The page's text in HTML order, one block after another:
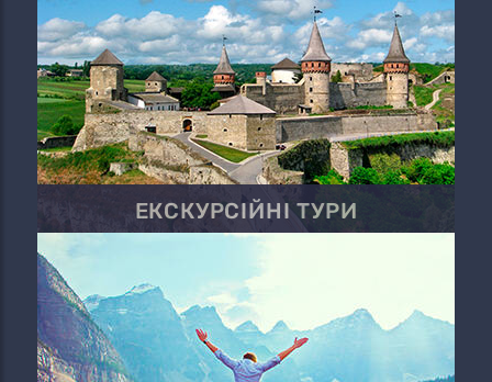
ЕКСКУРСІЙНІ ТУРИ